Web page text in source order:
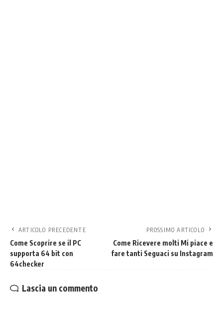
ARTICOLO PRECEDENTE
Come Scoprire se il PC
supporta 64 bit con
64checker
PROSSIMO ARTICOLO
Come Ricevere molti Mi piace e
fare tanti Seguaci su Instagram
Lascia un commento